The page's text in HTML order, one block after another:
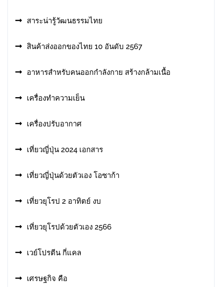
สาระน่ารู้วัฒนธรรมไทย
สินค้าส่งออกของไทย 10 อันดับ 2567
อาหารสําหรับคนออกกําลังกาย สร้างกล้ามเนื้อ
เครื่องทำความเย็น
เครื่องปรับอากาศ
เที่ยวญี่ปุ่น 2024 เอกสาร
เที่ยวญี่ปุ่นด้วยตัวเอง โอซาก้า
เที่ยวยุโรป 2 อาทิตย์ งบ
เที่ยวยุโรปด้วยตัวเอง 2566
เวย์โปรตีน กี่แคล
เศรษฐกิจ คือ